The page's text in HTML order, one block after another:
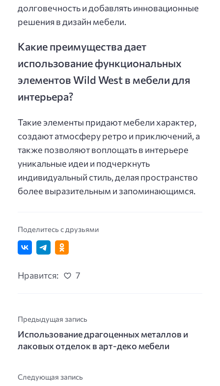
долговечность и добавлять инновационные
решения в дизайн мебели.
Какие преимущества дает
использование функциональных
элементов Wild West в мебели для
интерьера?
Такие элементы придают мебели характер,
создают атмосферу ретро и приключений, а
также позволяют воплощать в интерьере
уникальные идеи и подчеркнуть
индивидуальный стиль, делая пространство
более выразительным и запоминающимся.
Поделитесь с друзьями
Нравится: 7
Предыдущая запись
Использование драгоценных металлов и
лаковых отделок в арт-деко мебели
Следующая запись